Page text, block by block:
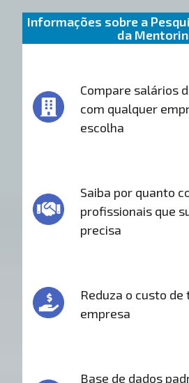
Informações sobre a
da
Compare salários
com qualquer
escolha
Saiba por quanto
profissionais que
precisa
Reduza o custo
empresa
Base de dados